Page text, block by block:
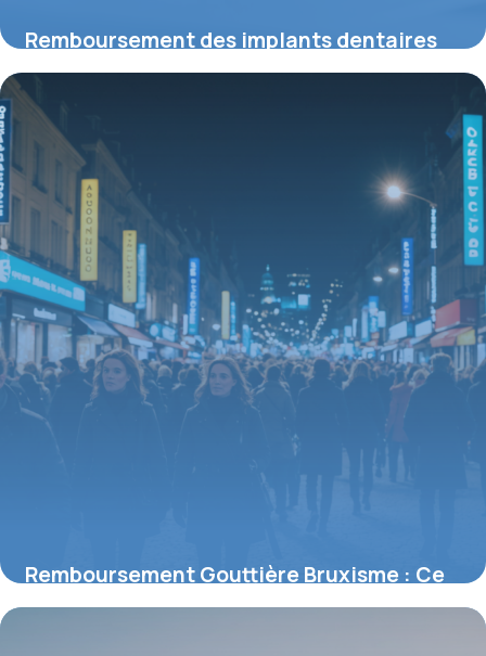
Remboursement des implants dentaires
en 2026 : ce que vous devez savoir
21 mai 2026
Remboursement Gouttière Bruxisme : Ce
que la Sécurité Sociale couvre